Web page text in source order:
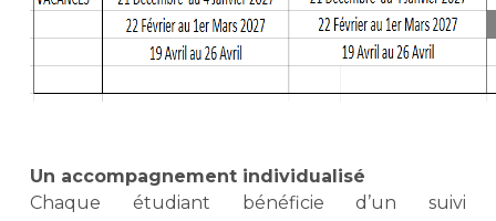
Un accompagnement individualisé
Chaque étudiant bénéficie d’un suivi